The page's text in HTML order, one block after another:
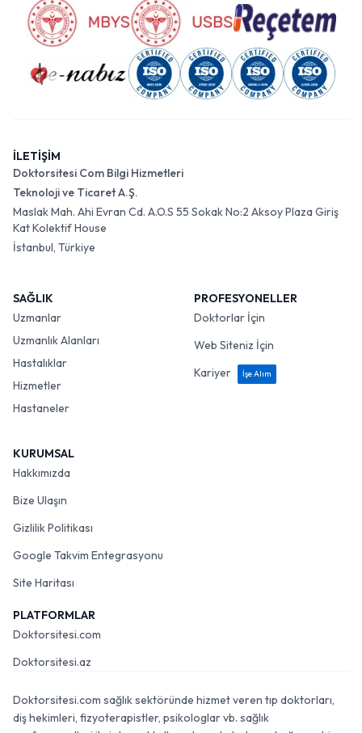
İLETİŞİM
Doktorsitesi Com Bilgi Hizmetleri
Teknoloji ve Ticaret A.Ş.
Maslak Mah. Ahi Evran Cd. A.O.S 55 Sokak No:2 Aksoy Plaza Giriş
Kat Kolektif House
İstanbul, Türkiye
SAĞLIK
Uzmanlar
Uzmanlık Alanları
Hastalıklar
Hizmetler
Hastaneler
PROFESYONELLER
Doktorlar İçin
Web Siteniz İçin
Kariyer
İşe Alım
KURUMSAL
Hakkımızda
Bize Ulaşın
Gizlilik Politikası
Google Takvim Entegrasyonu
Site Haritası
PLATFORMLAR
Doktorsitesi.com
Doktorsitesi.az
Doktorsitesi.com sağlık sektöründe hizmet veren tıp doktorları,
diş hekimleri, fizyoterapistler, psikologlar vb. sağlık